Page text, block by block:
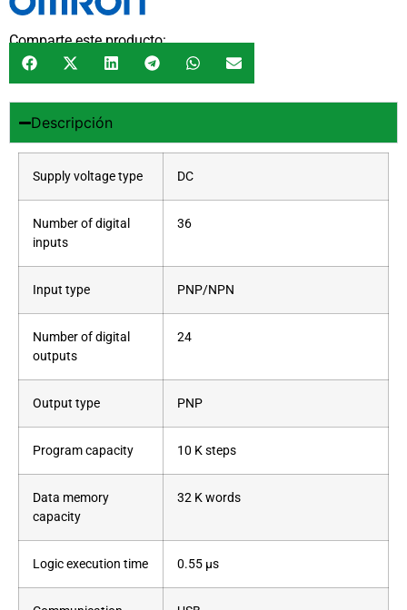
Comparte este producto:
Descripción
Supply voltage type DC
Number of digital
inputs
36
Input type PNP/NPN
Number of digital
outputs
24
Output type PNP
Program capacity 10 K steps
Data memory
capacity
32 K words
Logic execution time 0.55 µs